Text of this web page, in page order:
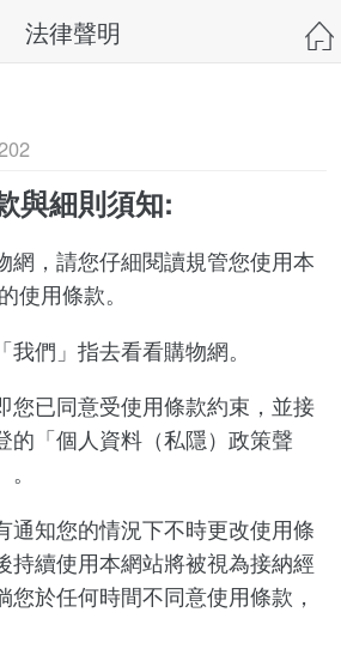
法律聲明
與細則須知:
網，請您仔細閱讀規管您使用本
使用條款。
們」指去看看購物網。
您已同意受使用條款約束，並接
的「個人資料（私隱）政策聲
通知您的情況下不時更改使用條
持續使用本網站將被視為接納經
於任何時間不同意使用條款，